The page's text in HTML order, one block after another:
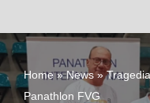
Vai
al
contenuto
Home»News»
Panathlon FVG